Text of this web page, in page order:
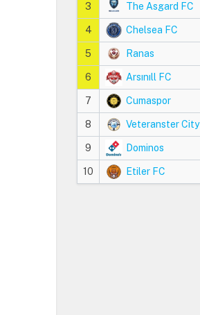
3 The Asgard FC
4 Chelsea FC
5 Ranas
6 Arsınıll FC
7 Cumaspor
8 Veteranster City
9 Dominos
10 Etiler FC